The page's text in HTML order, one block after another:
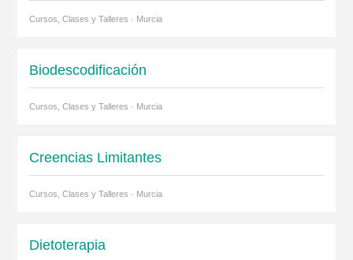
Cursos, Clases y Talleres · Murcia
Biodescodificación
Cursos, Clases y Talleres · Murcia
Creencias Limitantes
Cursos, Clases y Talleres · Murcia
Dietoterapia